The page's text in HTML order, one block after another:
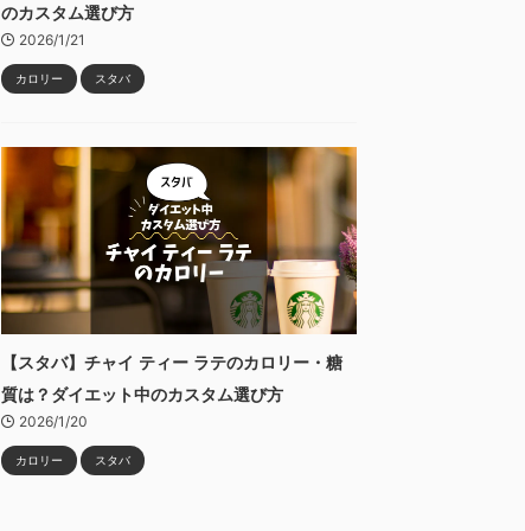
のカスタム選び方
2026/1/21
カロリー スタバ
【スタバ】チャイ ティー ラテのカロリー・糖
質は？ダイエット中のカスタム選び方
2026/1/20
カロリー スタバ